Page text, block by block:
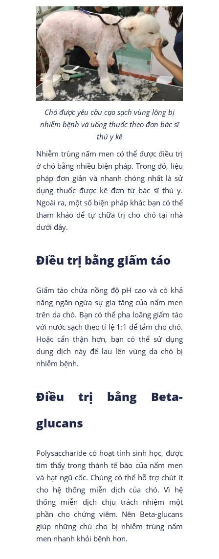
Chó được yêu cầu cạo sạch vùng lông bị
nhiễm bệnh và uống thuốc theo đơn bác sĩ
thú y kê
Nhiễm trùng nấm men có thể được điều trị
ở chó bằng nhiều biện pháp. Trong đó, liệu
pháp đơn giản và nhanh chóng nhất là sử
dụng thuốc được kê đơn từ bác sĩ thú y.
Ngoài ra, một số biện pháp khác bạn có thể
tham khảo để tự chữa trị cho chó tại nhà
dưới đây.
Điều trị bằng giấm táo
Giấm táo chứa nồng độ pH cao và có khả
năng ngăn ngừa sự gia tăng của nấm men
trên da chó. Bạn có thể pha loãng giấm táo
với nước sạch theo tỉ lệ 1:1 để tắm cho chó.
Hoặc cẩn thận hơn, bạn có thể sử dụng
dung dịch này để lau lên vùng da chó bị
nhiễm bệnh.
Điều trị bằng Beta-
glucans
Polysaccharide có hoạt tính sinh học, được
tìm thấy trong thành tế bào của nấm men
và hạt ngũ cốc. Chúng có thể hỗ trợ chút ít
cho hệ thống miễn dịch của chó. Vì hệ
thống miễn dịch chịu trách nhiệm một
phần cho chứng viêm. Nên Beta-glucans
giúp những chú cho bị nhiễm trùng nấm
men nhanh khỏi bệnh hơn.